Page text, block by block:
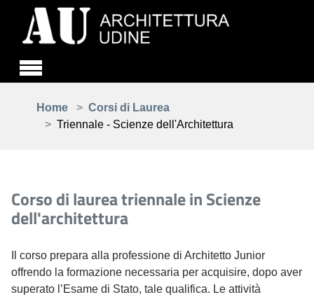
Home
Corsi di Laurea
Triennale - Scienze dell'Architettura
Corso di laurea triennale in Scienze
dell'architettura
Il corso prepara alla professione di Architetto Junior
offrendo la formazione necessaria per acquisire, dopo aver
superato l’Esame di Stato, tale qualifica. Le attività